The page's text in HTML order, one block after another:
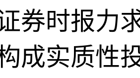
券时报力
成实质性